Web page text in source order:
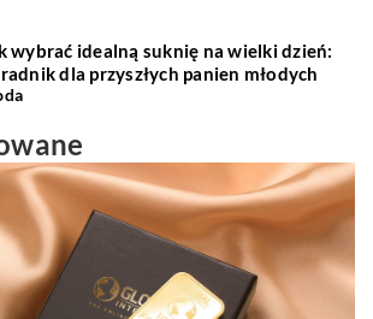
wybrać idealną suknię na wielki dzień:
dla przyszłych panien młodych